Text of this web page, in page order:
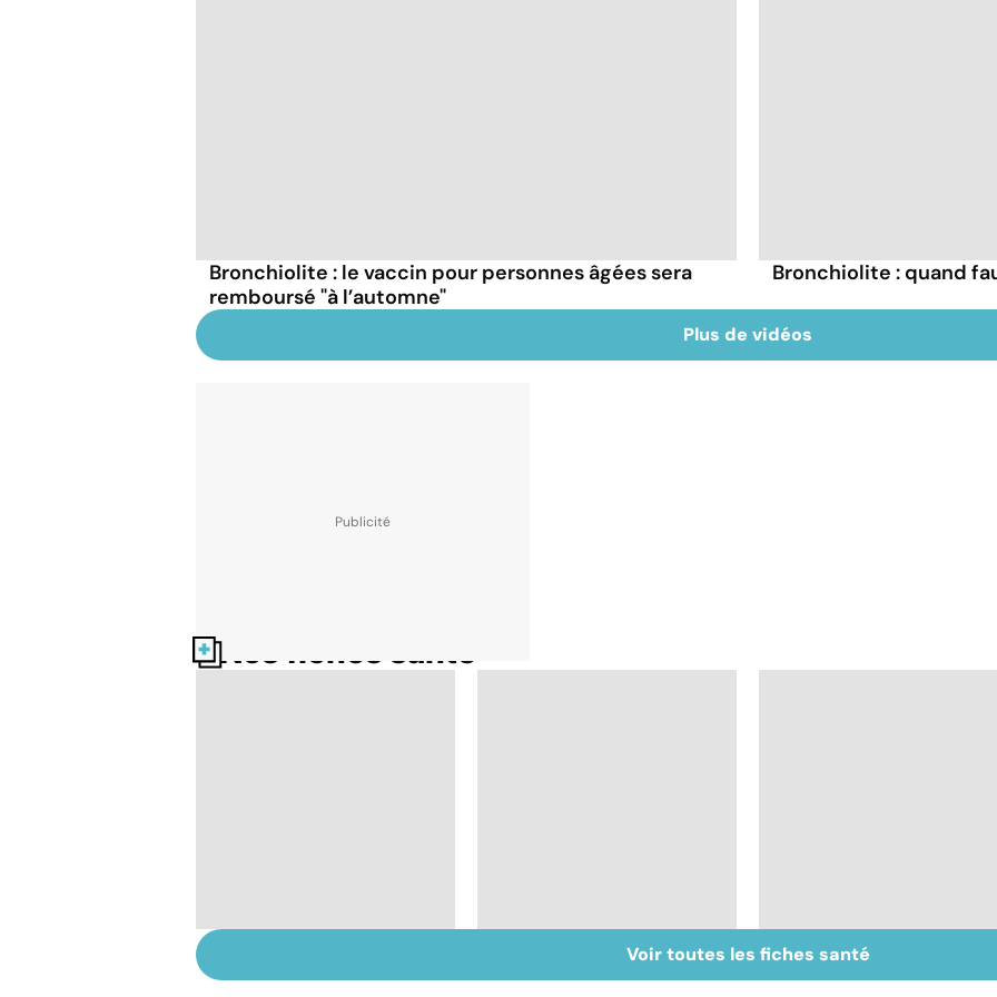
Bronchiolite : le vaccin pour personnes âgées sera
remboursé "à l’automne"
Bronchiolite : quand
Plus de vidéos
Nos fiches santé
infections
Bronchiolite : la
hantise des parents
Inflammation des
amygdales : que faire
Voir toutes les fiches santé